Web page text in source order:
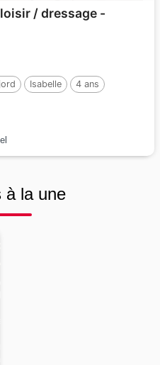
/ dressage -
Isabelle
4 ans
à la une